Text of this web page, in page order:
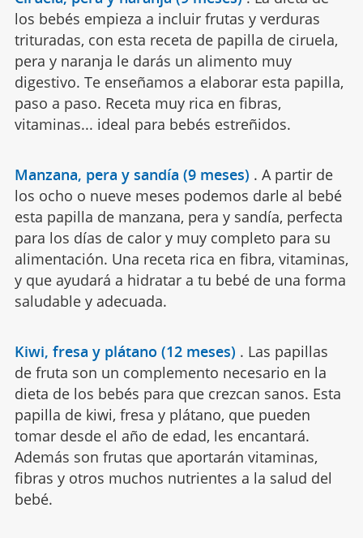
los bebés empieza a incluir frutas y verduras
trituradas, con esta receta de papilla de ciruela,
pera y naranja le darás un alimento muy
digestivo. Te enseñamos a elaborar esta papilla,
paso a paso. Receta muy rica en fibras,
vitaminas... ideal para bebés estreñidos.
Manzana, pera y sandía (9 meses) . A partir de
los ocho o nueve meses podemos darle al bebé
esta papilla de manzana, pera y sandía, perfecta
para los días de calor y muy completo para su
alimentación. Una receta rica en fibra, vitaminas,
y que ayudará a hidratar a tu bebé de una forma
saludable y adecuada.
Kiwi, fresa y plátano (12 meses) . Las papillas
de fruta son un complemento necesario en la
dieta de los bebés para que crezcan sanos. Esta
papilla de kiwi, fresa y plátano, que pueden
tomar desde el año de edad, les encantará.
Además son frutas que aportarán vitaminas,
fibras y otros muchos nutrientes a la salud del
bebé.